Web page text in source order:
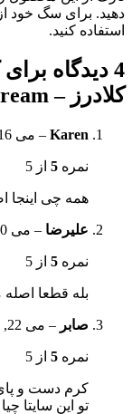
دهید. برای سگ خود
استفاده کنید.
4 دیدگاه برای
کلادرز – Paw Care Cream
Karen
– می 16, 2020
نمره 5 از 5
همه چی اینجا
علیرضا – می 20, 2020
نمره 5 از 5
بله قطعا
صابر – می 22, 2020
نمره 5 از 5
كرم دست و
تو اين سايتا